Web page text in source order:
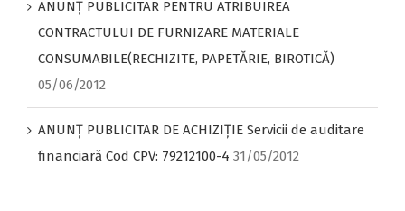
ANUNȚ PUBLICITAR PENTRU ATRIBUIREA
CONTRACTULUI DE FURNIZARE MATERIALE
CONSUMABILE(RECHIZITE, PAPETĂRIE, BIROTICĂ)
05/06/2012
ANUNŢ PUBLICITAR DE ACHIZIŢIE Servicii de auditare
financiară Cod CPV: 79212100-4 31/05/2012